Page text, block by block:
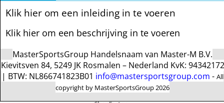
Klik hier om een inleiding in te voeren
Klik hier om een beschrijving in te voeren
MasterSportsGroup Handelsnaam van Master-M B.V.
Kievitsven 84, 5249 JK Rosmalen – Nederland KvK: 94342172
| BTW: NL866741823B01 info@mastersportsgroup.com - All
copyright by MasterSportsGroup 2026